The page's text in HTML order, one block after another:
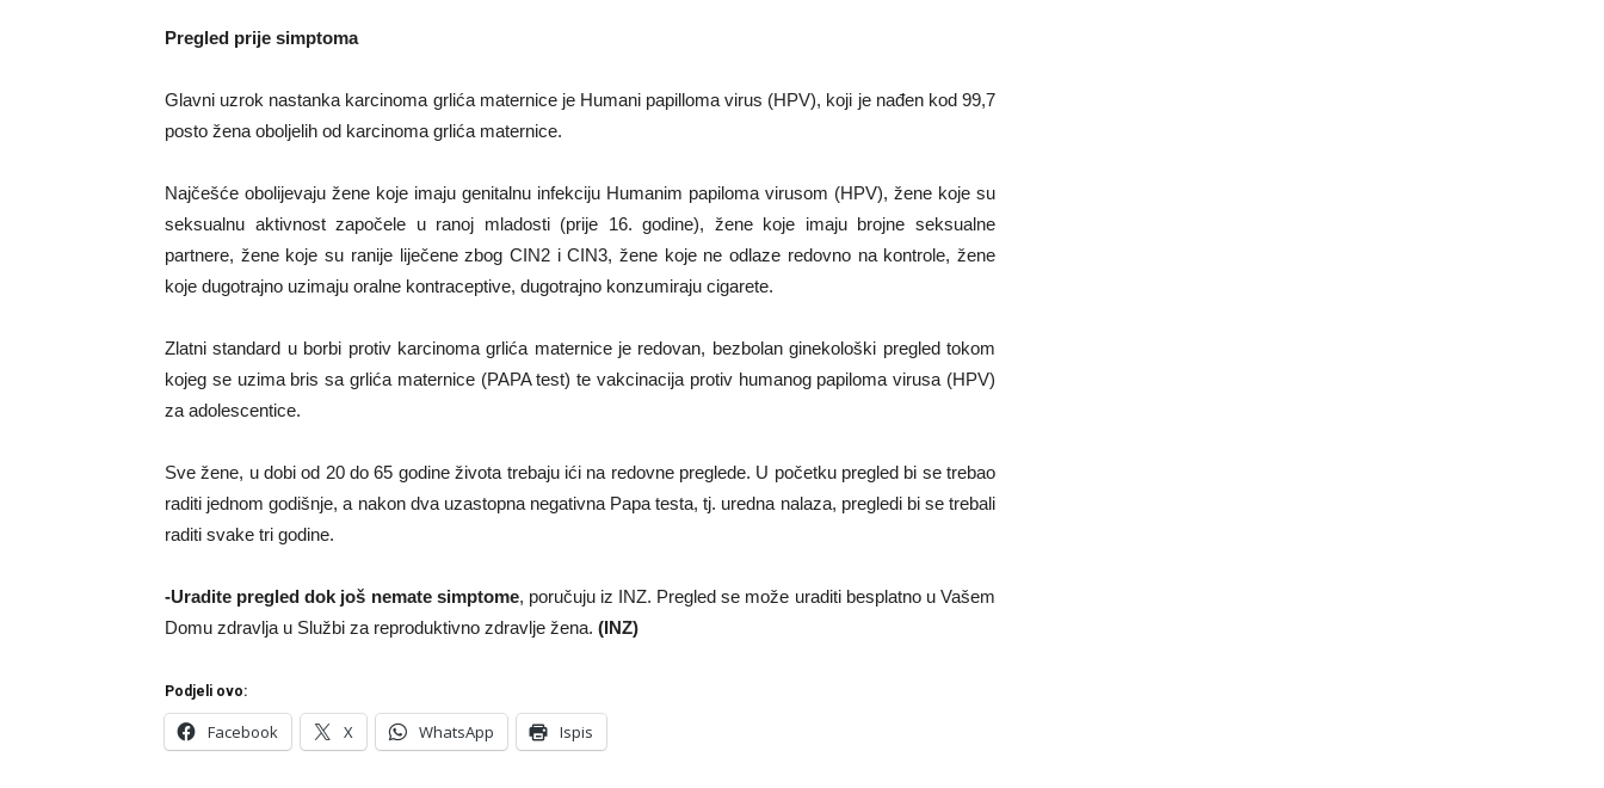
Pregled prije simptoma
Glavni uzrok nastanka karcinoma grlića maternice je Humani papilloma virus (HPV), koji je nađen kod 99,7
posto žena oboljelih od karcinoma grlića maternice.
Najčešće obolijevaju žene koje imaju genitalnu infekciju Humanim papiloma virusom (HPV), žene koje su
seksualnu aktivnost započele u ranoj mladosti (prije 16. godine), žene koje imaju brojne seksualne
partnere, žene koje su ranije liječene zbog CIN2 i CIN3, žene koje ne odlaze redovno na kontrole, žene
koje dugotrajno uzimaju oralne kontraceptive, dugotrajno konzumiraju cigarete.
Zlatni standard u borbi protiv karcinoma grlića maternice je redovan, bezbolan ginekološki pregled tokom
kojeg se uzima bris sa grlića maternice (PAPA test) te vakcinacija protiv humanog papiloma virusa (HPV)
za adolescentice.
Sve žene, u dobi od 20 do 65 godine života trebaju ići na redovne preglede. U početku pregled bi se trebao
raditi jednom godišnje, a nakon dva uzastopna negativna Papa testa, tj. uredna nalaza, pregledi bi se trebali
raditi svake tri godine.
-Uradite pregled dok još nemate simptome, poručuju iz INZ. Pregled se može uraditi besplatno u Vašem
Domu zdravlja u Službi za reproduktivno zdravlje žena. (INZ)
Podjeli ovo:
Facebook X WhatsApp Ispis